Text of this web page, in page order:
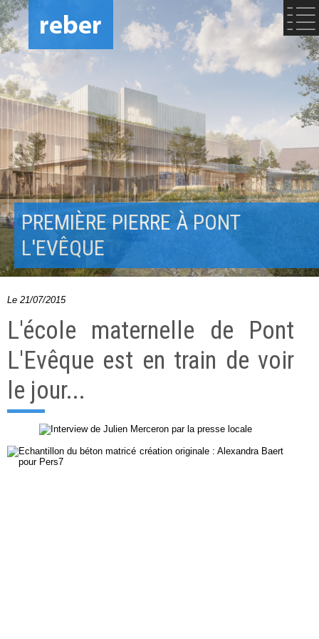
PREMIÈRE PIERRE À PONT
L'EVÊQUE
Le 21/07/2015
L'école maternelle de Pont
L'Evêque est en train de voir
le jour...